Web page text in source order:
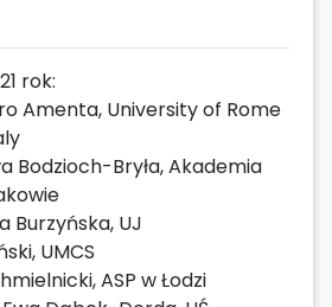
rok:
Amenta, University of Rome
Bodzioch-Bryła, Akademia
Burzyńska, UJ
UMCS
ASP w Łodzi